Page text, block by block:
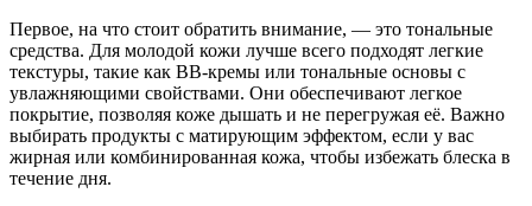
Первое, на что стоит обратить внимание, — это тональные
средства. Для молодой кожи лучше всего подходят легкие
текстуры, такие как BB-кремы или тональные основы с
увлажняющими свойствами. Они обеспечивают легкое
покрытие, позволяя коже дышать и не перегружая её. Важно
выбирать продукты с матирующим эффектом, если у вас
жирная или комбинированная кожа, чтобы избежать блеска в
течение дня.